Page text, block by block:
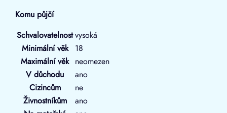
Komu půjčí
Schvalovatelnostvysoká
Minimální věk
18
Maximální věk neomezen
V důchodu
ano
Cizincům
ne
Živnostníkům
ano